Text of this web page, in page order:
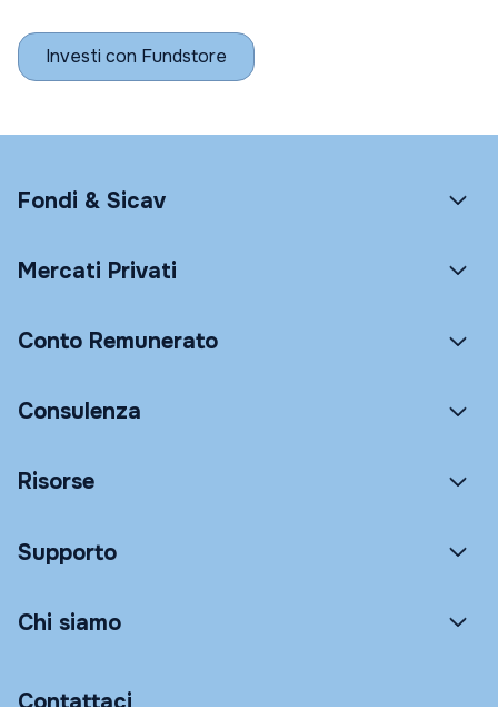
Investi con Fundstore
Fondi & Sicav
Mercati Privati
Conto Remunerato
Consulenza
Risorse
Supporto
Chi siamo